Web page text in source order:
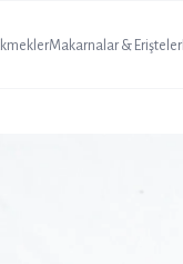
Makarnalar & Erişteler